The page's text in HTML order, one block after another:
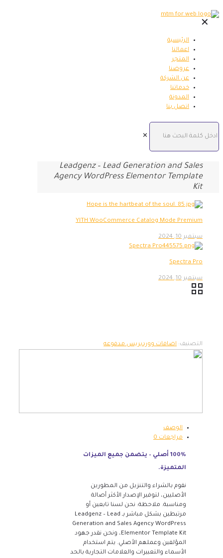
✕
الرئيسية
اعمالنا
المتجر
عروضنا
عن الشركة
خدماتنا
المدونة
اتصل بنا
✕
Leadgenz – Lead Generation and Sales
Agency WordPress Elementor Template
Kit
YITH WooCommerce Catalog Mode Premium
سبتمبر 10, 2024
Spectra Pro
سبتمبر 10, 2024
التصنيف: اضافات ووردبريس مدفوعه
الوصف
مراجعات0
100% أصلي – يتضمن جميع الميزات
المتميزة.
نقوم بالشراء والتنزيل من المطورين
الأصليين، لتوفير الإصدار الأكثر أصالة
ومناسبة. ملاحظة: نحن لسنا تابعين أو
مرتبطين بشكل مباشر بـ Leadgenz – Lead
Generation and Sales Agency WordPress
Elementor Template Kit، ونحن نقدر جهود
المؤلفين وعملهم الأصلي. يتم استخدام
الأسماء والتعبيرات والعلامات التجارية بالحد